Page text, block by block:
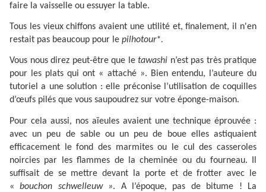
faire la vaisselle ou essuyer la table.
Tous les vieux chiffons avaient une utilité et, finalement, il n'en
restait pas beaucoup pour le pilhotour*.
Vous nous direz peut-être que le tawashi n’est pas très pratique
pour les plats qui ont « attaché ». Bien entendu, l’auteure du
tutoriel a une solution : elle préconise l’utilisation de coquilles
d’œufs pilés que vous saupoudrez sur votre éponge-maison.
Pour cela aussi, nos aïeules avaient une technique éprouvée :
avec un peu de sable ou un peu de boue elles astiquaient
efficacement le fond des marmites ou le cul des casseroles
noircies par les flammes de la cheminée ou du fourneau. Il
suffisait de se mettre devant la porte et de frotter avec le
«bouchon schwelleuw ». A l’époque, pas de bitume ! La